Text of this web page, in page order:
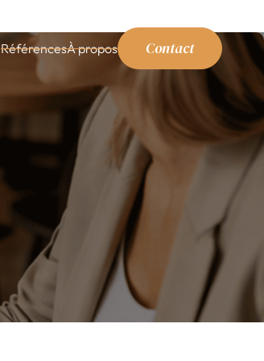
RéférencesÀ propos Contact